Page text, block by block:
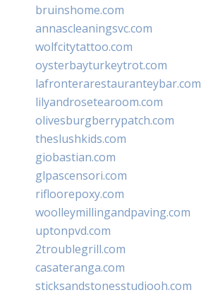
bruinshome.com
annascleaningsvc.com
wolfcitytattoo.com
oysterbayturkeytrot.com
lafronterarestauranteybar.com
lilyandrosetearoom.com
olivesburgberrypatch.com
theslushkids.com
giobastian.com
glpascensori.com
rifloorepoxy.com
woolleymillingandpaving.com
uptonpvd.com
2troublegrill.com
casateranga.com
sticksandstonesstudiooh.com